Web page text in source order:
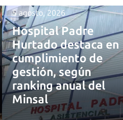
5 agosto, 2026
Hospital Padre
Hurtado destaca en
cumplimiento de
gestión, según
ranking anual del
Minsal